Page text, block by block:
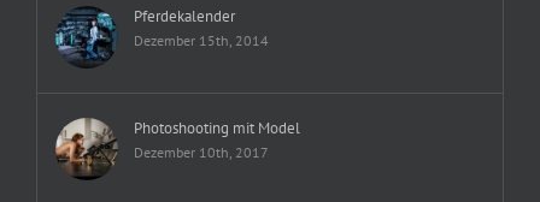
Pferdekalender
Dezember 15th, 2014
Photoshooting mit Model
Dezember 10th, 2017